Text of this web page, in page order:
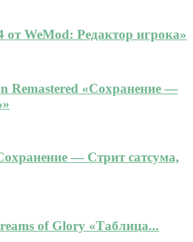
от WeMod: Редактор игрока»
Remastered «Сохранение —
— Стрит сатсума,
of Glory «Таблица...